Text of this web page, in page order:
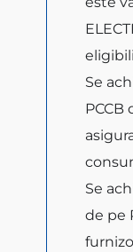
Se
Se
de pe